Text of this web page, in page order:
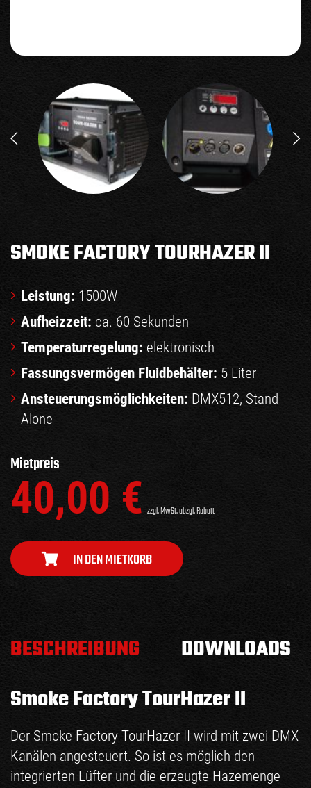
SMOKE FACTORY TOURHAZER II
Leistung: 1500W
Aufheizzeit: ca. 60 Sekunden
Temperaturregelung: elektronisch
Fassungsvermögen Fluidbehälter: 5 Liter
Ansteuerungsmöglichkeiten: DMX512, Stand
Alone
Mietpreis
40,00 € zzgl. MwSt. abzgl. Rabatt
IN DEN MIETKORB
BESCHREIBUNG
DOWNLOADS
Smoke Factory TourHazer II
Der Smoke Factory TourHazer II wird mit zwei DMX
Kanälen angesteuert. So ist es möglich den
integrierten Lüfter und die erzeugte Hazemenge